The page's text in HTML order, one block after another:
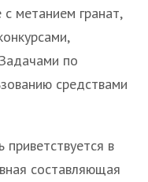
метанием гранат,
по
средствами
приветствуется в
составляющая